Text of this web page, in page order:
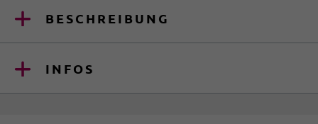
BESCHREIBUNG
INFOS